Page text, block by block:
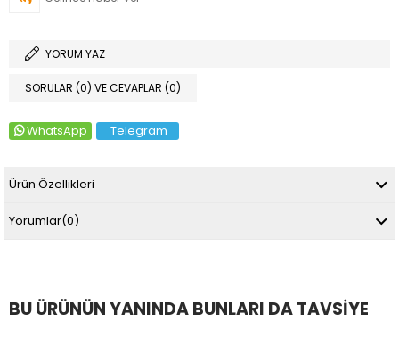
YORUM YAZ
SORULAR (0) VE CEVAPLAR (0)
WhatsApp Telegram
Ürün Özellikleri
Yorumlar(0)
BU ÜRÜNÜN YANINDA BUNLARI DA TAVSIYE